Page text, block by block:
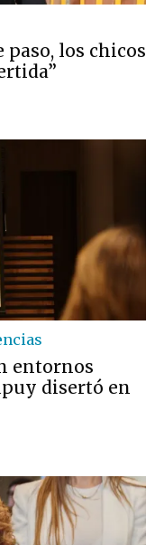
paso, los chicos
entornos
disertó en